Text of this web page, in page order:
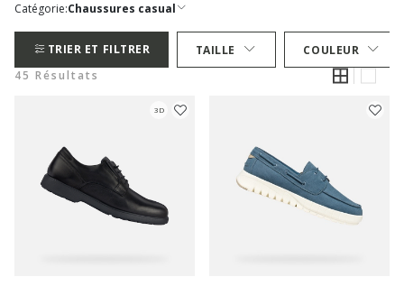
Catégorie:Chaussures casual
TRIER ET FILTRER TAILLE
COULEUR
45 Résultats
3D